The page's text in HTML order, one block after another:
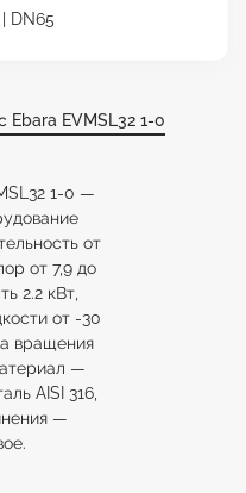
DN65
Ebara EVMSL32 1-0
1-0 —
от
от 7,9 до
2.2 кВт,
от -30
вращения
—
AISI 316,
—